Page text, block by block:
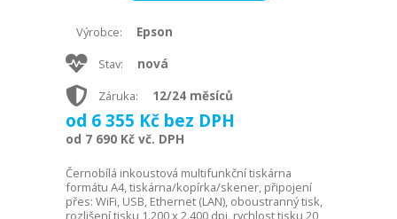
Výrobce: Epson
Stav: nová
Záruka: 12/24 měsíců
od 6 355 Kč bez DPH
od 7 690 Kč vč. DPH
Černobílá inkoustová multifunkční tiskárna
formátu A4, tiskárna/kopírka/skener, připojení
přes: WiFi, USB, Ethernet (LAN), oboustranný tisk,
rozlišení tisku 1.200 x 2.400 dpi, rychlost tisku 20